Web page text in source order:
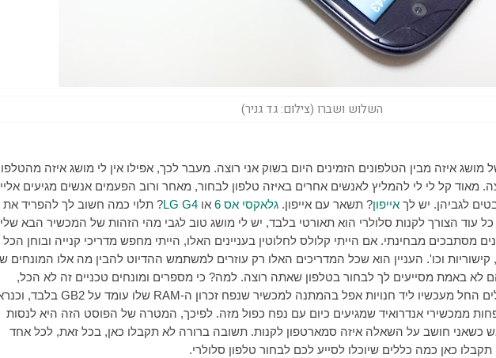
השלוש ושברו (צילום: גד גניר)
איזה מבין הטלפונים הזמינים היום בשוק אני רוצה. מעבר לכך, אפילו אין לי מושג איזה
מאוד קל לי לי להמליץ לאנשים אחרים באיזה טלפון לבחור, מאחר ורוב הפעמים אנשים מגיעים אליי
לגביהן. יש לך אייפון? תשאר עם אייפון. גלאקסי אס 6 או LG G4? תלוי כמה חשוב לך להפריד את
כל עוד הצורך לקנות סלולרי הוא תאורטי בלבד, יש לי מושג טוב לגבי מהי הזהות של המכשיר הבא
מסתבכים מבחינתי. אם הייתי קלולס לחלוטין בעניינים האלו, הייתי מחפש מדריכי קנייה ובוחן הכל
וכו'. העניין הוא שכל המדריכים האלו רק עוזרים למשתמש ההדיוט להבין מה אלו המונחים
באמת מסייעים לך לבחור בטלפון שאתה רוצה. למה? כי מספרים ומונחים טכניים זה לא הכל,
החל מעכשיו ליד חנויות אפל בהמתנה למכשיר שנפח זכרון ה-RAM שלו עומד על 2 GB בלבד,
ממכשירי אנדרואיד שמגיעים כיום עם נפח כפול מזה. לפיכך, המטרה של הפוסט הזה היא לנסות
כשאני חושב על השאלה איזה סמארטפון לקנות. תשובה ברורה לא תקבלו כאן, בכל זאת, לכל אחד
כאן כמה כללים שיוכלו לסייע לכם לבחור טלפון סלולרי.